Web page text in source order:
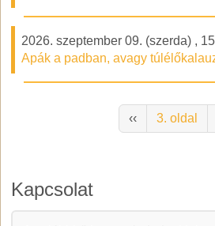
2026. szeptember 09. (szerda) ,
Apák a padban, avagy
Előző oldal
‹‹ 3. oldal
Kapcsolat